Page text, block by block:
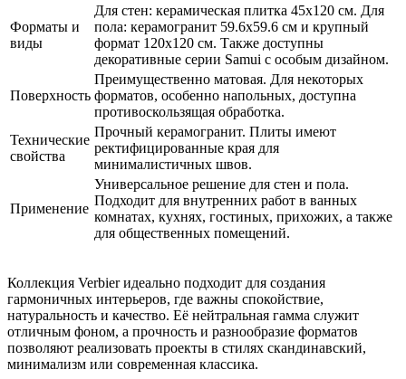
Форматы и
виды
Для стен: керамическая плитка 45x120 см. Для
пола: керамогранит 59.6x59.6 см и крупный
формат 120x120 см. Также доступны
декоративные серии Samui с особым дизайном.
Поверхность
Преимущественно матовая. Для некоторых
форматов, особенно напольных, доступна
противоскользящая обработка.
Технические
свойства
Прочный керамогранит. Плиты имеют
ректифицированные края для
минималистичных швов.
Применение
Универсальное решение для стен и пола.
Подходит для внутренних работ в ванных
комнатах, кухнях, гостиных, прихожих, а также
для общественных помещений.
Коллекция Verbier идеально подходит для создания
гармоничных интерьеров, где важны спокойствие,
натуральность и качество. Её нейтральная гамма служит
отличным фоном, а прочность и разнообразие форматов
позволяют реализовать проекты в стилях скандинавский,
минимализм или современная классика.